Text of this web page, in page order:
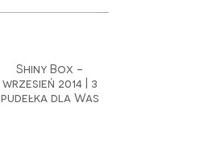
Shiny Box -
wrzesień 2014 | 3
pudełka dla Was